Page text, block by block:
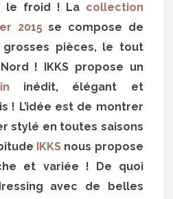
le froid ! La collection
2015 se compose de
pièces, le tout
! IKKS propose un
inédit, élégant et
! L’idée est de montrer
stylé en toutes saisons
IKKSnous propose
et variée ! De quoi
avec de belles